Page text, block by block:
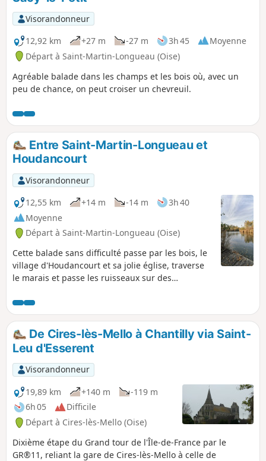
Visorandonneur
12,92 km
+27 m -27 m 3h 45
Moyenne
Départ à Saint-Martin-Longueau (Oise)
Agréable balade dans les champs et les bois où, avec un
peu de chance, on peut croiser un chevreuil.
Entre Saint-Martin-Longueau et
Houdancourt
Visorandonneur
12,55 km
+14 m -14 m
3h 40
Moyenne
Départ à Saint-Martin-Longueau (Oise)
Cette balade sans difficulté passe par les bois, le
village d'Houdancourt et sa jolie église, traverse
le marais et passe les ruisseaux sur des
De Cires-lès-Mello à Chantilly via Saint-
Leu d'Esserent
Visorandonneur
19,89 km
+140 m
-119 m
6h 05
Difficile
Départ à Cires-lès-Mello (Oise)
Dixième étape du Grand tour de l'Île-de-France par le
GR®11, reliant la gare de Cires-lès-Mello à celle de